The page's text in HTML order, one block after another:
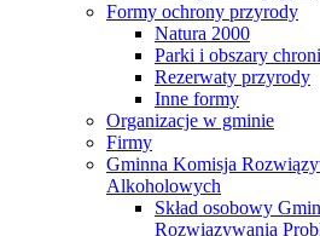
Formy ochrony przyrody
Natura 2000
Parki i obszary
Rezerwaty przyrody
Inne formy
Organizacje w gminie
Firmy
Gminna Komisja
Alkoholowych
Skład osobowy
Rozwiązywania